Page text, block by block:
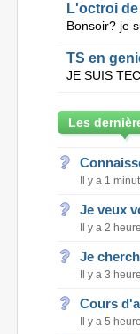
L'octroi
TS en
Les
Il y a 1
Je veux
Il y a 2
Je
Il y a 3
Cours
Il y a 5